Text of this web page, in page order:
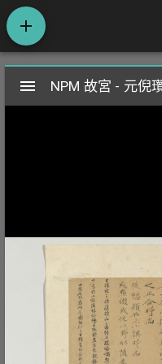
Mirador
閱
NPM 故宮 - 元